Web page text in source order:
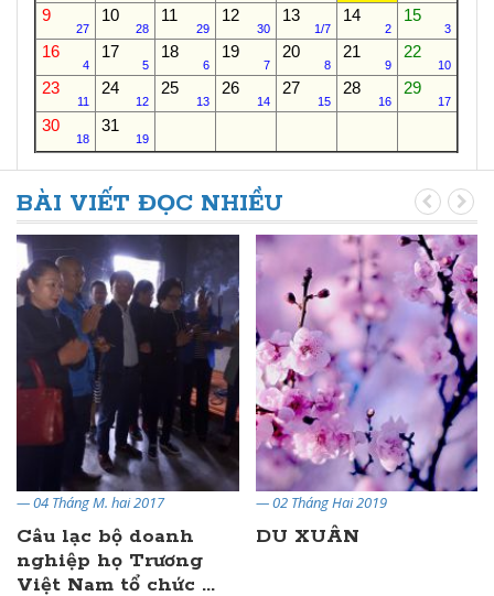
9
27
10
28
11
29
12
30
13
1/7
14
2
15
3
16
4
17
5
18
6
19
7
20
8
21
9
22
10
23
11
24
12
25
13
26
14
27
15
28
16
29
17
30
18
31
19
BÀI VIẾT ĐỌC NHIỀU
— 04 Tháng M. hai 2017
Câu lạc bộ doanh
nghiệp họ Trương
Việt Nam tổ chức ...
— 02 Tháng Hai 2019
DU XUÂN